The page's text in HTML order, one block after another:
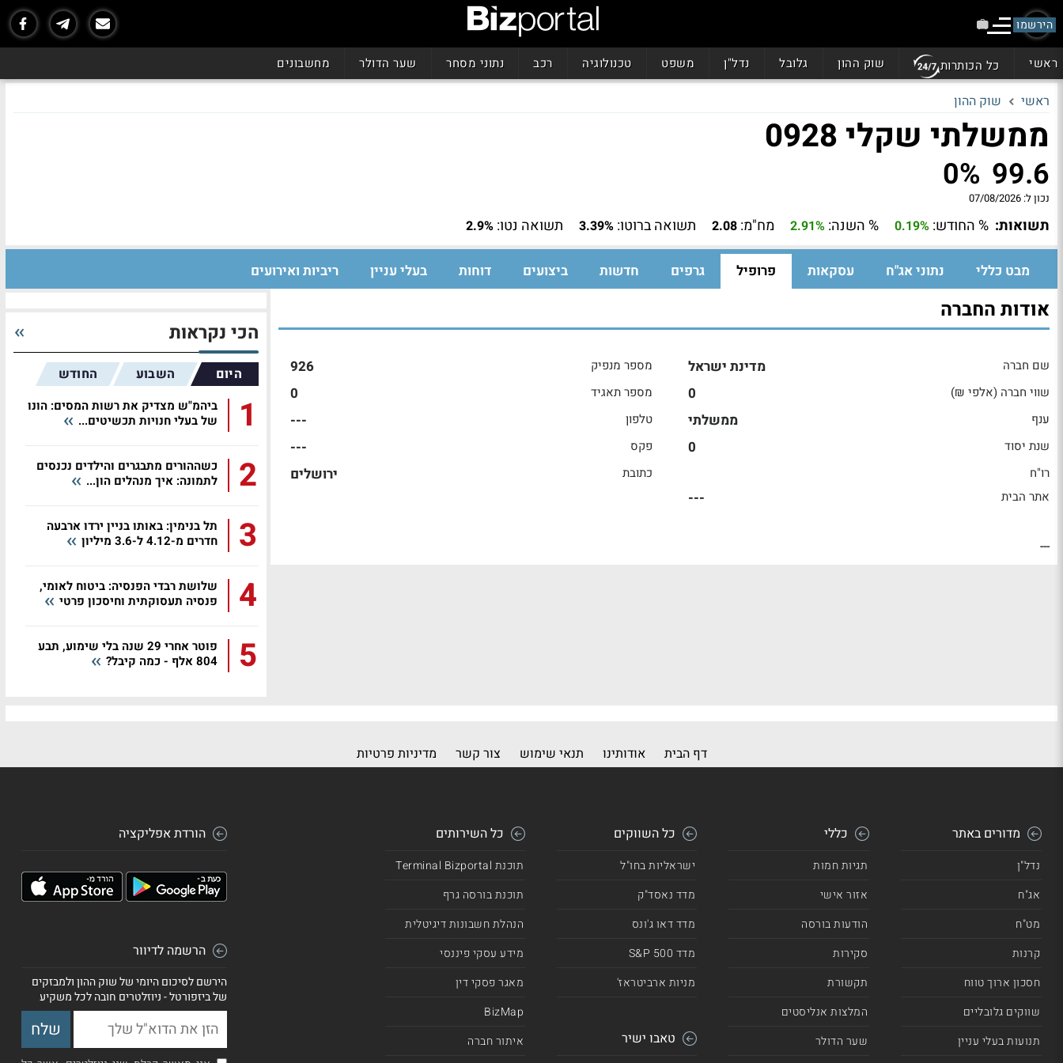
הירשמו
ראשי כל הכותרות שוק ההון גלובל נדל"ן משפט טכנולוגיה רכב נתוני מסחר שער הדולר מחשבונים
ראשי שוק ההון
ממשלתי שקלי 0928
99.6
0%
נכון ל: 07/08/2026
תשואות: % החודש: 0.19% % השנה: 2.91% מח"מ: 2.08 תשואה ברוטו: 3.39% תשואה נטו: 2.9%
מבט כללי נתוני אג"ח עסקאות פרופיל גרפים חדשות ביצועים דוחות בעלי עניין ריביות ואירועים
אודות החברה
שם חברה מדינת ישראל
שווי חברה (אלפי ₪) 0
ענף ממשלתי
שנת יסוד 0
רו"ח
אתר הבית
---
מספר מנפיק 926
מספר תאגיד 0
טלפון ---
פקס ---
כתובת ירושלים
---
הכי נקראות
היום השבוע החודש
1
ביהמ"ש מצדיק את רשות המסים: הונו
של בעלי חנויות תכשיטים...
2
כשההורים מתבגרים והילדים נכנסים
לתמונה: איך מנהלים הון...
3
תל בנימין: באותו בניין ירדו ארבעה
חדרים מ-4.12 ל-3.6 מיליון
4
שלושת רבדי הפנסיה: ביטוח לאומי,
פנסיה תעסוקתית וחיסכון פרטי
5
פוטר אחרי 29 שנה בלי שימוע, תבע
804 אלף - כמה קיבל?
דף הבית אודותינו תנאי שימוש צור קשר מדיניות פרטיות
מדורים באתר
נדל"ן
אג"ח
מט"ח
קרנות
חסכון ארוך טווח
שווקים גלובליים
תנועות בעלי עניין
כללי
תגיות חמות
אזור אישי
הודעות בורסה
סקירות
תקשורת
המלצות אנליסטים
שער הדולר
כל השווקים
ישראליות בחו"ל
מדד נאסד"ק
מדד דאו ג'ונס
מדד 500 S&P
מניות ארביטראז'
טאבו ישיר
כל השירותים
תוכנת Terminal Bizportal
תוכנת בורסה גרף
הנהלת חשבונות דיגיטלית
מידע עסקי פיננסי
מאגר פסקי דין
BizMap
איתור חברה
הורדת אפליקציה
הרשמה לדיוור
הירשם לסיכום היומי של שוק ההון ולמבזקים
של ביזפורטל - ניוזלטרים חובה לכל משקיע